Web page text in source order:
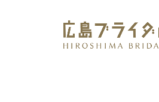
広島の結婚式やウェデ